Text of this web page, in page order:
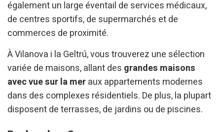
également un large éventail de services médicaux,
de centres sportifs, de supermarchés et de
commerces de proximité.
À Vilanova i la Geltrú, vous trouverez une sélection
variée de maisons, allant des grandes maisons
avec vue sur la meraux appartements modernes
dans des complexes résidentiels. De plus, la plupart
disposent de terrasses, de jardins ou de piscines.